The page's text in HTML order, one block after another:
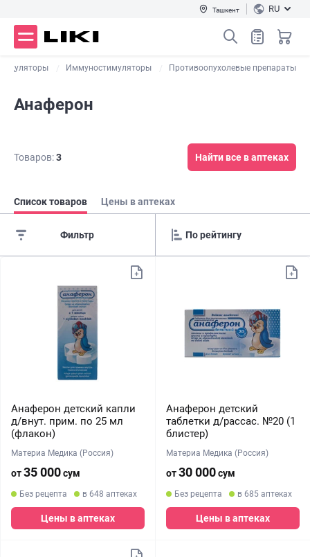
Ташкент RU
Иммуностимуляторы Противоопухолевые препараты
Анаферон
Товаров:3 Найти все в аптеках
Список товаров Цены в аптеках
Фильтр
Анаферон детский капли
д/внут. прим. по 25 мл
(флакон)
Материа Медика (Россия)
от35 000сум
Без рецепта в 648 аптеках
Цены в аптеках
Анаферон детский
таблетки д/рассас. №20 (1
блистер)
Материа Медика (Россия)
от30 000сум
Без рецепта в 685 аптеках
Цены в аптеках